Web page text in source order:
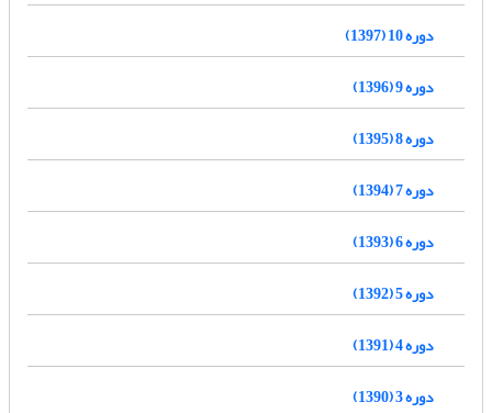
دوره 10 (1397)
دوره 9 (1396)
دوره 8 (1395)
دوره 7 (1394)
دوره 6 (1393)
دوره 5 (1392)
دوره 4 (1391)
دوره 3 (1390)